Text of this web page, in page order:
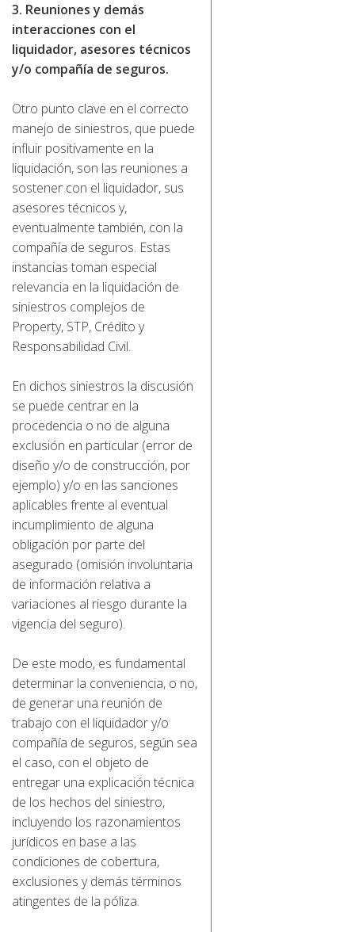
3. Reuniones y demás
interacciones con el
liquidador, asesores técnicos
y/o compañía de seguros.
Otro punto clave en el correcto
manejo de siniestros, que puede
influir positivamente en la
liquidación, son las reuniones a
sostener con el liquidador, sus
asesores técnicos y,
eventualmente también, con la
compañía de seguros. Estas
instancias toman especial
relevancia en la liquidación de
siniestros complejos de
Property, STP, Crédito y
Responsabilidad Civil.
En dichos siniestros la discusión
se puede centrar en la
procedencia o no de alguna
exclusión en particular (error de
diseño y/o de construcción, por
ejemplo) y/o en las sanciones
aplicables frente al eventual
incumplimiento de alguna
obligación por parte del
asegurado (omisión involuntaria
de información relativa a
variaciones al riesgo durante la
vigencia del seguro).
De este modo, es fundamental
determinar la conveniencia, o no,
de generar una reunión de
trabajo con el liquidador y/o
compañía de seguros, según sea
el caso, con el objeto de
entregar una explicación técnica
de los hechos del siniestro,
incluyendo los razonamientos
jurídicos en base a las
condiciones de cobertura,
exclusiones y demás términos
atingentes de la póliza.